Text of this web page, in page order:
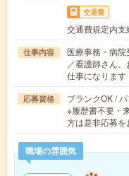
交通費
交通費規定内支
仕事内容
医療事務・病院
／看護師さん
仕事になりま
応募資格
ブランクOK /
※履歴書不要・
方は是非応募
職場の雰囲気